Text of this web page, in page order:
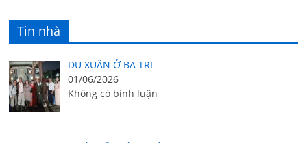
Tin nhà
DU XUÂN Ở BA TRI
01/06/2026
Không có bình luận